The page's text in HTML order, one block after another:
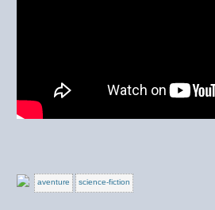
aventure science-fiction